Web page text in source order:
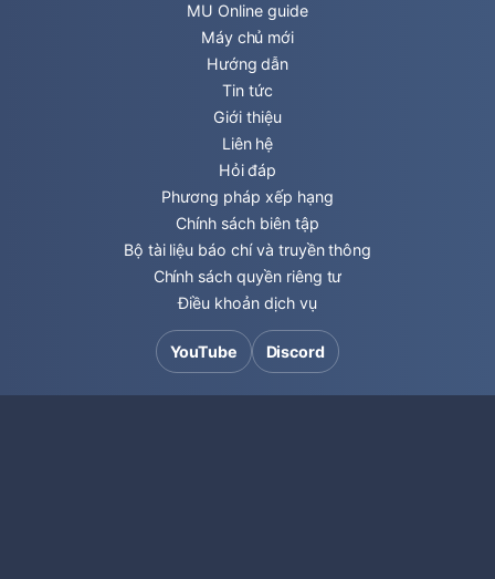
MU Online guide
Máy chủ mới
Hướng dẫn
Tin tức
Giới thiệu
Liên hệ
Hỏi đáp
Phương pháp xếp hạng
Chính sách biên tập
Bộ tài liệu báo chí và truyền thông
Chính sách quyền riêng tư
Điều khoản dịch vụ
YouTube Discord